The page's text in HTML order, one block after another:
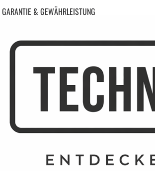
GARANTIE & GEWÄHRLEISTUNG